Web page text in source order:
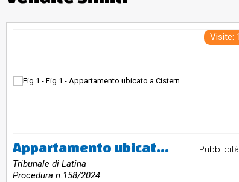
Visite:
Appartamento ubicato a Cisterna di Latina (LT) - via Isolabella 39, piano T. a destinazione residenziale ubicata al piano terra di un fabbricato composto da 2 piani fuori terra. Si accede tramite cancello carrabile posto sulla via Isolabella al civico n.39. Identificato al catasto Fabbricati - Fg. 117, Part. 23, Sub. 6, Zc. 1, Categoria A2, Graffato sub7 corte esclusiva. L'immobile viene posto in vendita per il diritto di Proprietà (1/1).
Tribunale di Latina
Procedura n.158/2024
Pubblicità